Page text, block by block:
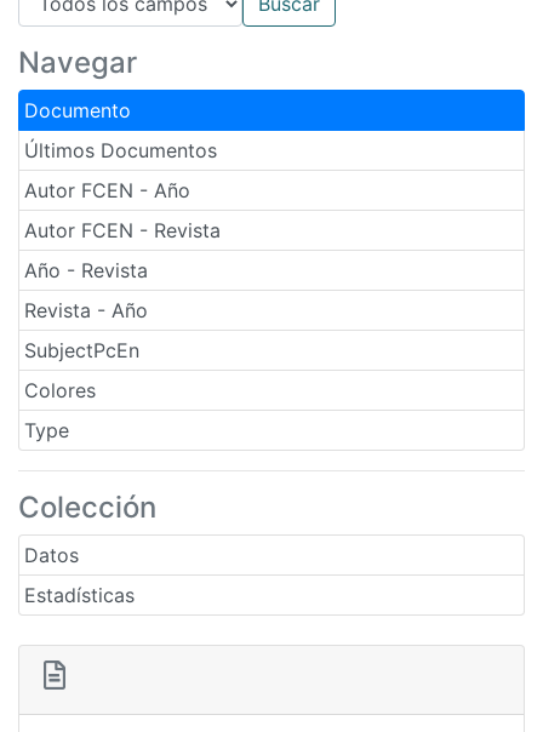
Navegar
Documento
Últimos Documentos
Autor FCEN - Año
Autor FCEN - Revista
Año - Revista
Revista - Año
SubjectPcEn
Colores
Type
Colección
Datos
Estadísticas